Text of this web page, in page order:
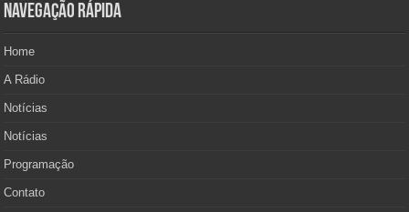
Navegação Rápida
Home
A Rádio
Notícias
Notícias
Programação
Contato